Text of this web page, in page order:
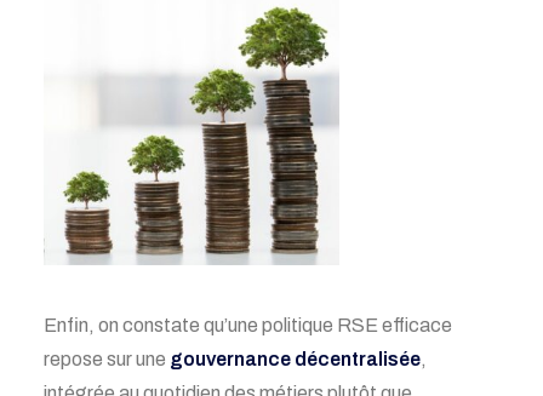
Enfin, on constate qu’une politique RSE efficace
repose sur une gouvernance décentralisée,